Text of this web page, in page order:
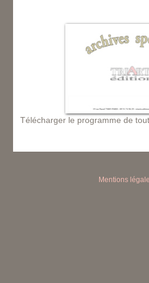
Télécharger le programme de
Mentions